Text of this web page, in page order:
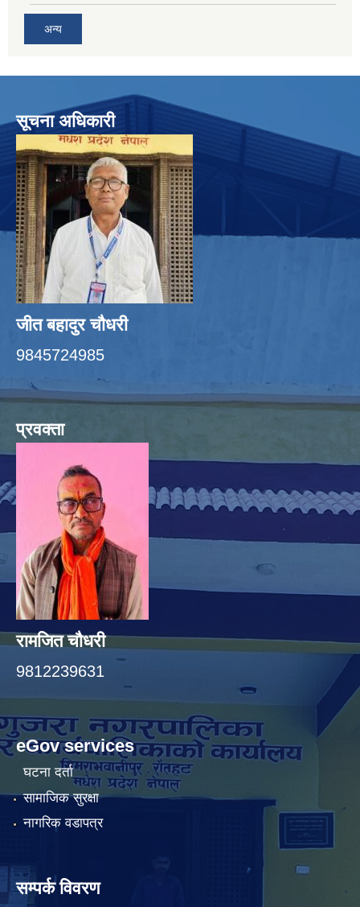
अन्य
सूचना अधिकारी
जीत बहादुर चाैधरी
9845724985
प्रवक्ता
रामजित चौधरी
9812239631
eGov services
घटना दर्ता
सामाजिक सुरक्षा
नागरिक वडापत्र
सम्पर्क विवरण